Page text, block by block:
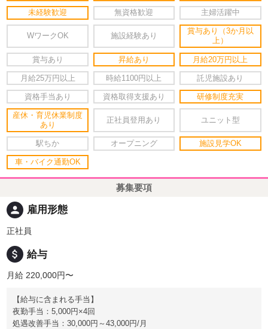
未経験歓迎 無資格歓迎 主婦活躍中
WワークOK 施設経験あり
賞与あり（3か月以
上）
賞与あり 昇給あり 月給20万円以上
月給25万円以上 時給1100円以上 託児施設あり
資格手当あり 資格取得支援あり 研修制度充実
産休・育児休業制度
あり
正社員登用あり ユニット型
駅ちか オープニング 施設見学OK
車・バイク通勤OK
募集要項
person 雇用形態
正社員
attach_money 給与
月給 220,000円〜
【給与に含まれる手当】
夜勤手当：5,000円×4回
処遇改善手当：30,000円～43,000円/月